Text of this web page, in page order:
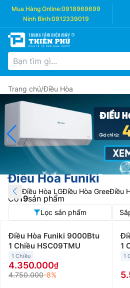
Mua Hàng Online:0918969699
Ninh Bình:0912339019
Trang chủ/Điều Hòa
Điều Hòa Funiki
Điều Hòa LGĐiều Hòa GreeĐiều
Có 19sản phẩm
Lọc sản phẩm
Điều Hòa Funiki 9000Btu
1 Chiều HSC09TMU
1 Chiều
4.350.000
4.750.000-8%
1
1